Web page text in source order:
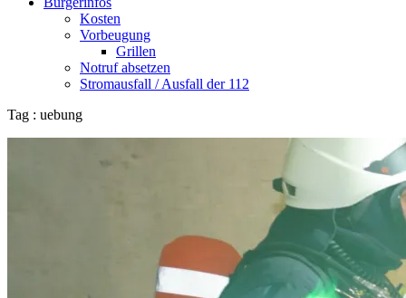
Kosten
Vorbeugung
Grillen
Notruf absetzen
Stromausfall / Ausfall der 112
Tag : uebung